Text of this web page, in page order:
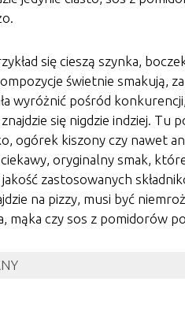
się cieszą szynka,
świetnie smakują,
wyróżnić pośród
się nigdzie indziej. Tu
ogórek kiszony czy nawet
oryginalny smak,
zastosowanych
na pizzy, musi być
mąka czy sos z pomidorów